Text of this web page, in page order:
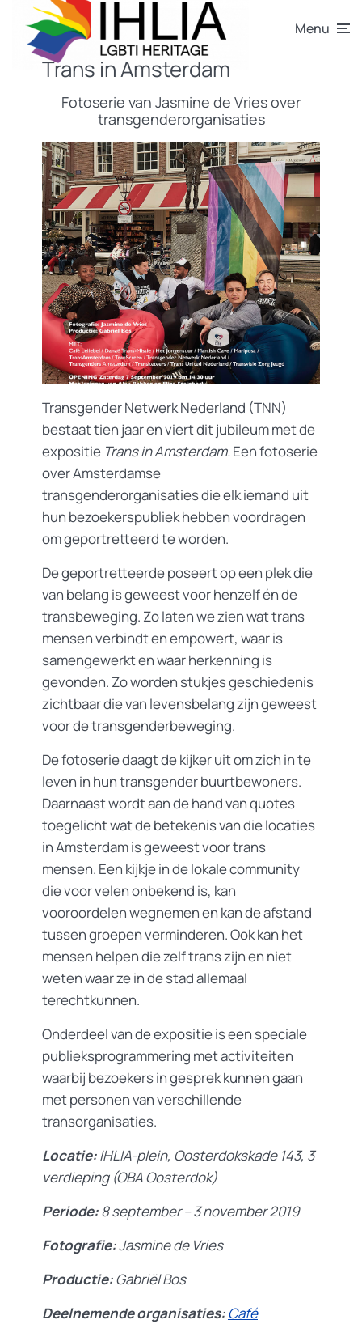
Menu
Trans in Amsterdam
Fotoserie van Jasmine de Vries over
transgenderorganisaties
Transgender Netwerk Nederland (TNN)
bestaat tien jaar en viert dit jubileum met de
expositie Trans in Amsterdam. Een fotoserie
over Amsterdamse
transgenderorganisaties die elk iemand uit
hun bezoekerspubliek hebben voordragen
om geportretteerd te worden.
De geportretteerde poseert op een plek die
van belang is geweest voor henzelf én de
transbeweging. Zo laten we zien wat trans
mensen verbindt en empowert, waar is
samengewerkt en waar herkenning is
gevonden. Zo worden stukjes geschiedenis
zichtbaar die van levensbelang zijn geweest
voor de transgenderbeweging.
De fotoserie daagt de kijker uit om zich in te
leven in hun transgender buurtbewoners.
Daarnaast wordt aan de hand van quotes
toegelicht wat de betekenis van die locaties
in Amsterdam is geweest voor trans
mensen. Een kijkje in de lokale community
die voor velen onbekend is, kan
vooroordelen wegnemen en kan de afstand
tussen groepen verminderen. Ook kan het
mensen helpen die zelf trans zijn en niet
weten waar ze in de stad allemaal
terechtkunnen.
Onderdeel van de expositie is een speciale
publieksprogrammering met activiteiten
waarbij bezoekers in gesprek kunnen gaan
met personen van verschillende
transorganisaties.
Locatie:IHLIA-plein, Oosterdokskade 143, 3
verdieping (OBA Oosterdok)
Periode:8 september – 3 november 2019
Fotografie:Jasmine de Vries
Productie:Gabriël Bos
Deelnemende organisaties:Café